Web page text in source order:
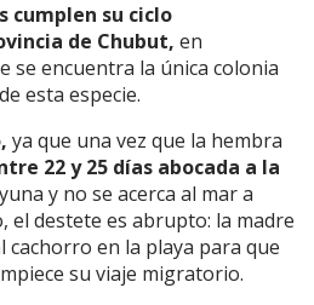
cumplen su ciclo
de Chubut, en
se encuentra la única colonia
esta especie.
ya que una vez que la hembra
22 y 25 días abocada a la
y no se acerca al mar a
el destete es abrupto: la madre
cachorro en la playa para que
su viaje migratorio.